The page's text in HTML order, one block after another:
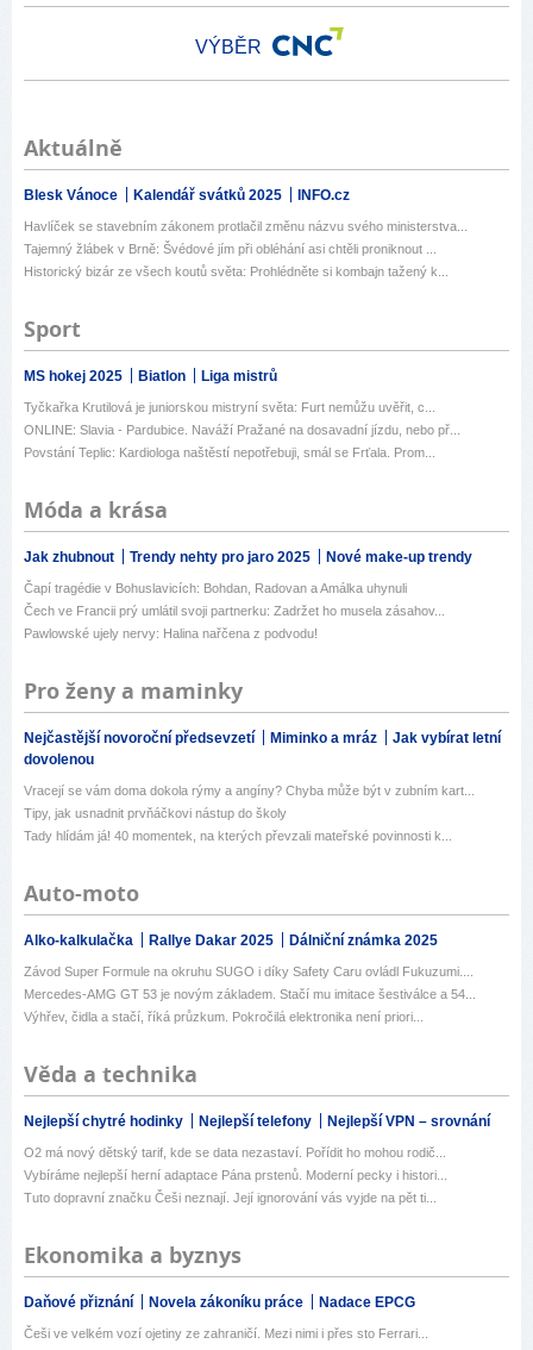
VÝBĚR
Aktuálně
Blesk Vánoce Kalendář svátků 2025 INFO.cz
Havlíček se stavebním zákonem protlačil změnu názvu svého ministerstva...
Tajemný žlábek v Brně: Švédové jím při obléhání asi chtěli proniknout ...
Historický bizár ze všech koutů světa: Prohlédněte si kombajn tažený k...
Sport
MS hokej 2025 Biatlon Liga mistrů
Tyčkařka Krutilová je juniorskou mistryní světa: Furt nemůžu uvěřit, c...
ONLINE: Slavia - Pardubice. Naváží Pražané na dosavadní jízdu, nebo př...
Povstání Teplic: Kardiologa naštěstí nepotřebuji, smál se Frťala. Prom...
Móda a krása
Jak zhubnout Trendy nehty pro jaro 2025 Nové make-up trendy
Čapí tragédie v Bohuslavicích: Bohdan, Radovan a Amálka uhynuli
Čech ve Francii prý umlátil svoji partnerku: Zadržet ho musela zásahov...
Pawlowské ujely nervy: Halina nařčena z podvodu!
Pro ženy a maminky
Nejčastější novoroční předsevzetí Miminko a mráz
Jak vybírat letní
dovolenou
Vracejí se vám doma dokola rýmy a angíny? Chyba může být v zubním kart...
Tipy, jak usnadnit prvňáčkovi nástup do školy
Tady hlídám já! 40 momentek, na kterých převzali mateřské povinnosti k...
Auto-moto
Alko-kalkulačka Rallye Dakar 2025 Dálniční známka 2025
Závod Super Formule na okruhu SUGO i díky Safety Caru ovládl Fukuzumi....
Mercedes-AMG GT 53 je novým základem. Stačí mu imitace šestiválce a 54...
Výhřev, čidla a stačí, říká průzkum. Pokročilá elektronika není priori...
Věda a technika
Nejlepší chytré hodinky Nejlepší telefony Nejlepší VPN – srovnání
O2 má nový dětský tarif, kde se data nezastaví. Pořídit ho mohou rodič...
Vybíráme nejlepší herní adaptace Pána prstenů. Moderní pecky i histori...
Tuto dopravní značku Češi neznají. Její ignorování vás vyjde na pět ti...
Ekonomika a byznys
Daňové přiznání Novela zákoníku práce Nadace EPCG
Češi ve velkém vozí ojetiny ze zahraničí. Mezi nimi i přes sto Ferrari...